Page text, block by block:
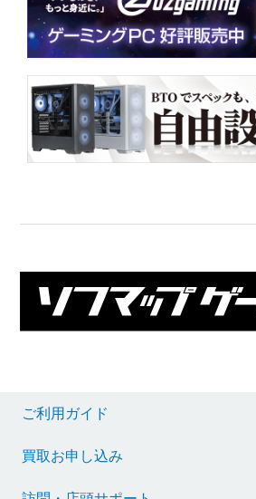
ご利用ガイド
買取お申し込み